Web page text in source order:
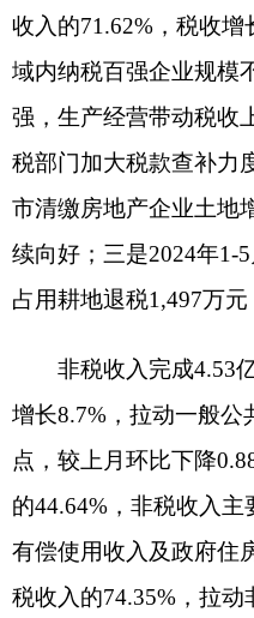
（资产）有偿使用收入2.77
27.93%，主要系阿图什市、
费1.72亿元、乌恰县缴纳水
各县（市）其他资产处置收
缴纳政府住房基金收益收入。
元，同比增长2.22%，环比
系2024年1-5月支出上年结
拉高了基数。其中：州本级
9.82%，主要系：受上年同
元，今年仅支出5.65亿元）
尔克什坦口岸园区完成0.95